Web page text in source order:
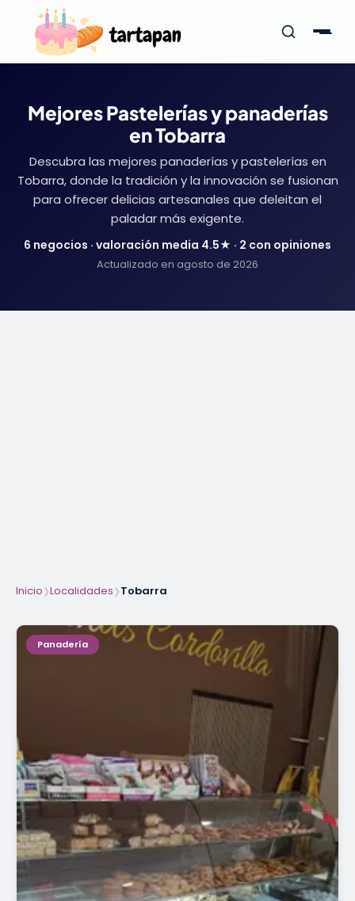
Mejores Pastelerías y panaderías
en Tobarra
Descubra las mejores panaderías y pastelerías en
Tobarra, donde la tradición y la innovación se fusionan
para ofrecer delicias artesanales que deleitan el
paladar más exigente.
6 negocios · valoración media 4.5★ · 2 con opiniones
Actualizado en agosto de 2026
Inicio❯Localidades❯Tobarra
Panadería